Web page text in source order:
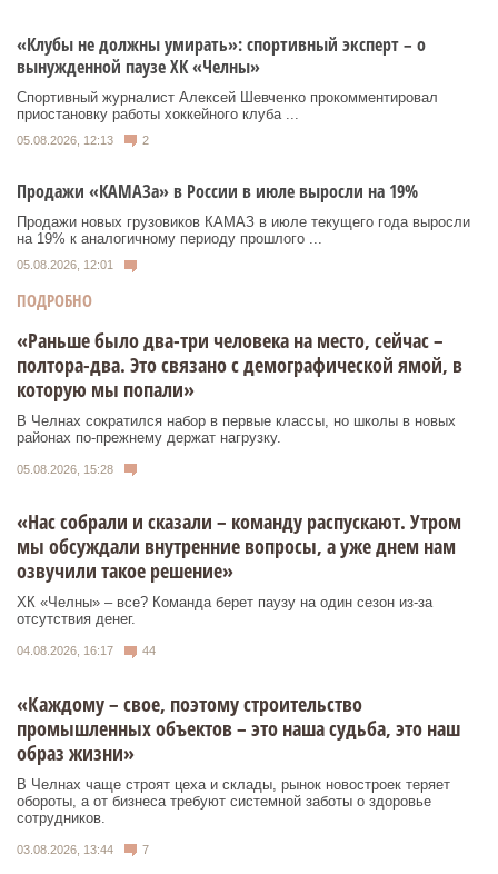
«Клубы не должны умирать»: спортивный эксперт – о
вынужденной паузе ХК «Челны»
Спортивный журналист Алексей Шевченко прокомментировал
приостановку работы хоккейного клуба ...
05.08.2026, 12:13 2
Продажи «КАМАЗа» в России в июле выросли на 19%
Продажи новых грузовиков КАМАЗ в июле текущего года выросли
на 19% к аналогичному периоду прошлого ...
05.08.2026, 12:01
ПОДРОБНО
«Раньше было два-три человека на место, сейчас –
полтора-два. Это связано с демографической ямой, в
которую мы попали»
В Челнах сократился набор в первые классы, но школы в новых
районах по-прежнему держат нагрузку.
05.08.2026, 15:28
«Нас собрали и сказали – команду распускают. Утром
мы обсуждали внутренние вопросы, а уже днем нам
озвучили такое решение»
ХК «Челны» – все? Команда берет паузу на один сезон из-за
отсутствия денег.
04.08.2026, 16:17 44
«Каждому – свое, поэтому строительство
промышленных объектов – это наша судьба, это наш
образ жизни»
В Челнах чаще строят цеха и склады, рынок новостроек теряет
обороты, а от бизнеса требуют системной заботы о здоровье
сотрудников.
03.08.2026, 13:44 7